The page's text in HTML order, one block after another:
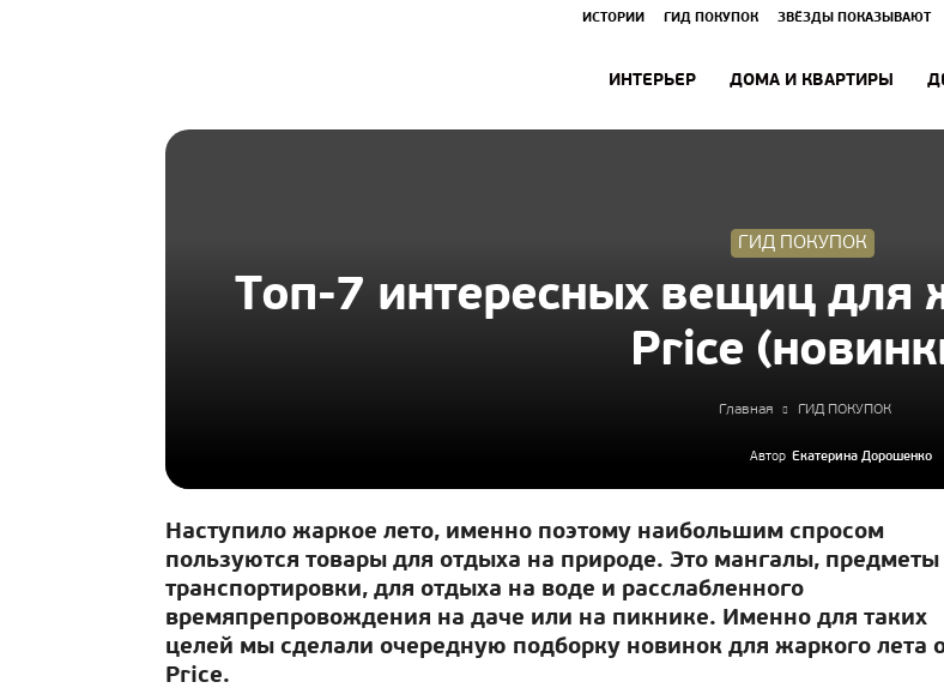
ИСТОРИИ ГИД ПОКУПОК ЗВЁЗДЫ ПОКАЗЫВАЮТ
ИНТЕРЬЕР ДОМА И КВАРТИРЫ
ГИД ПОКУПОК
Топ-7 интересных вещиц для
Price
Главная ГИД ПОКУПОК
Автор Екатерина Дорошенко
Наступило жаркое лето, именно поэтому наибольшим спросом
пользуются товары для отдыха на природе. Это мангалы, предметы
транспортировки, для отдыха на воде и расслабленного
времяпрепровождения на даче или на пикнике. Именно для таких
целей мы сделали очередную подборку новинок для жаркого лета
Price.